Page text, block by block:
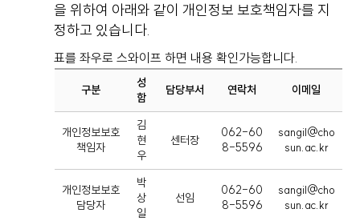
을 위하여 아래와 같이 개인정보 보호책임자를 지
정하고 있습니다.
표를 좌우로 스와이프 하면 내용 확인가능합니다.
구분
성
함
담당부서 연락처 이메일
개인정보보호
책임자
김
현
우
센터장
062-60
8-5596
sangil@cho
sun.ac.kr
개인정보보호
담당자
박
상
일
선임
062-60
8-5596
sangil@cho
sun.ac.kr